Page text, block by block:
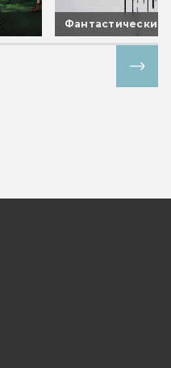
Фантастические